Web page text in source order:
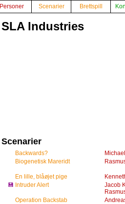
Personer Scenarier Brettspill
SLA Industries
Scenarier
Backwards?
Biogenetisk Mareridt
En lille, blåøjet pige
💾 Intruder Alert
Jacob
Operation Backstab